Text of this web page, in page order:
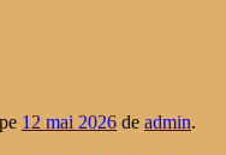
pe 12 mai 2026 de admin.